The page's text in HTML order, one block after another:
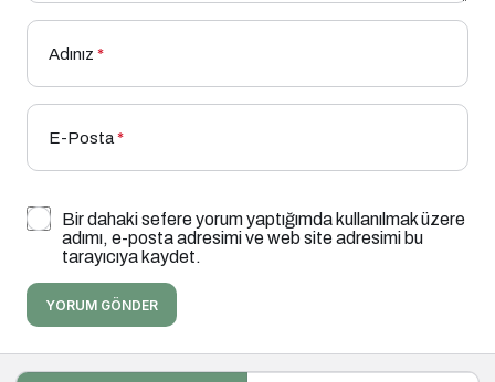
Adınız *
E-Posta*
Bir dahaki sefere yorum yaptığımda kullanılmak üzere
adımı, e-posta adresimi ve web site adresimi bu
tarayıcıya kaydet.
YORUM GÖNDER